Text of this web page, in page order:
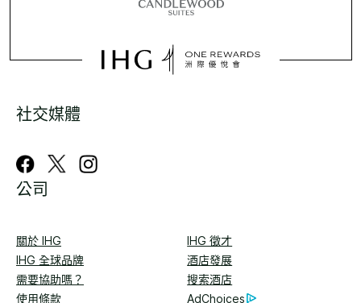
社交媒體
公司
關於 IHG
IHG 徵才
IHG 全球品牌
酒店發展
需要協助嗎？
搜索酒店
使用條款
AdChoices